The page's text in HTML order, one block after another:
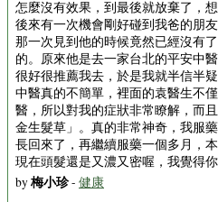
怎麼沒有效果，到最後就放棄了，
後來有一次機會剛好碰到我爸的朋
那一次見到他的時候竟然已經沒有
的。原來他是去一家台北的平安中
很好很推薦我去，於是我就半信半
中醫真的不簡單，裡面的袁醫生不
醫，所以對我的症狀非常瞭解，而
金生髮草」。真的非常神奇，我服
長回來了，再繼續服藥一個多月，
現在頭髮還是又濃又密喔，我覺得你
by梅小珍- 健康